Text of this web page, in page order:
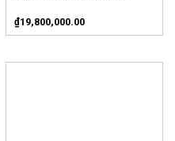
₫19,800,000.00